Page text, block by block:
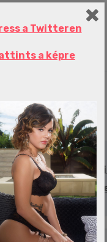
szorította egy
éves
a Twitteren
a képre